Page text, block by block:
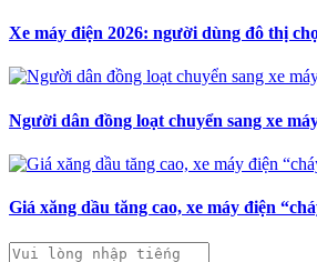
Xe máy điện 2026: người dùng đô thị
Người dân đồng loạt chuyển sang xe
Giá xăng dầu tăng cao, xe máy điện